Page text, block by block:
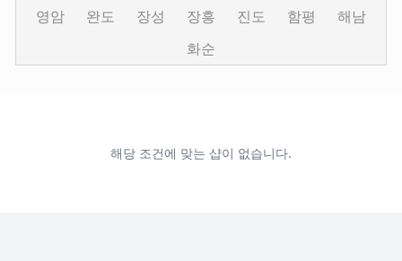
영암
완도 장성 장흥 진도 함평
해남
화순
해당 조건에 맞는 샵이 없습니다.